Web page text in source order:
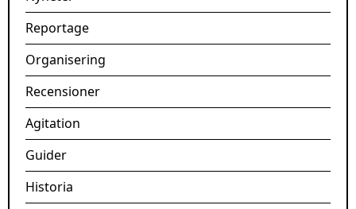
Reportage
Organisering
Recensioner
Agitation
Guider
Historia